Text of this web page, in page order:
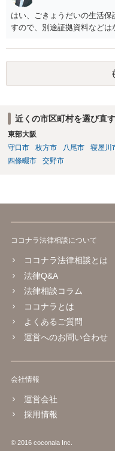
はもちろんのこと、認可外
は、市や区、都道府県など
談に応じなくてはなりません
はい、ごきょうだいの生活
すので、別途証拠資料など
近くの市区町村を選び直す
東部大阪
守口市
枚方市 八尾市 寝屋川
四條畷市
交野市
ココナラ法律相談について
ココナラ法律相談とは
法律Q&A
法律相談コラム
ココナラとは
よくあるご質問
運営へのお問い合わせ
会社情報
運営会社
採用情報
© 2016 coconala Inc.